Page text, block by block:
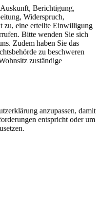
Berichtigung,
Widerspruch,
zu, eine erteilte Einwilligung
Bitte wenden Sie sich
Zudem haben Sie das
zu beschweren
zuständige
anzupassen, damit
entspricht oder um